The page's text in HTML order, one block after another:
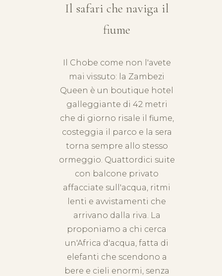
Il safari che naviga il
fiume
Il Chobe come non l'avete
mai vissuto: la Zambezi
Queen è un boutique hotel
galleggiante di 42 metri
che di giorno risale il fiume,
costeggia il parco e la sera
torna sempre allo stesso
ormeggio. Quattordici suite
con balcone privato
affacciate sull'acqua, ritmi
lenti e avvistamenti che
arrivano dalla riva. La
proponiamo a chi cerca
un'Africa d'acqua, fatta di
elefanti che scendono a
bere e cieli enormi, senza